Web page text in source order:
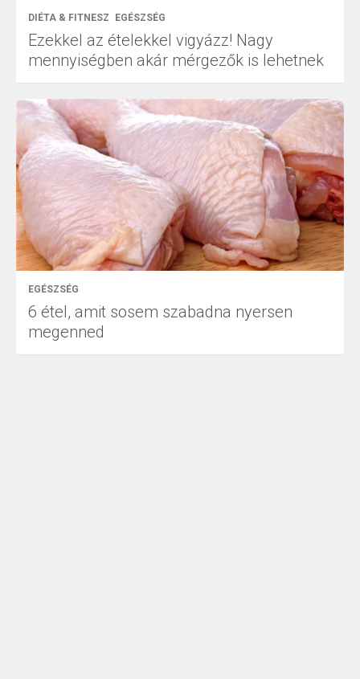
DIÉTA & FITNESZ EGÉSZSÉG
Ezekkel az ételekkel vigyázz! Nagy
mennyiségben akár mérgezők is lehetnek
EGÉSZSÉG
6 étel, amit sosem szabadna nyersen
megenned